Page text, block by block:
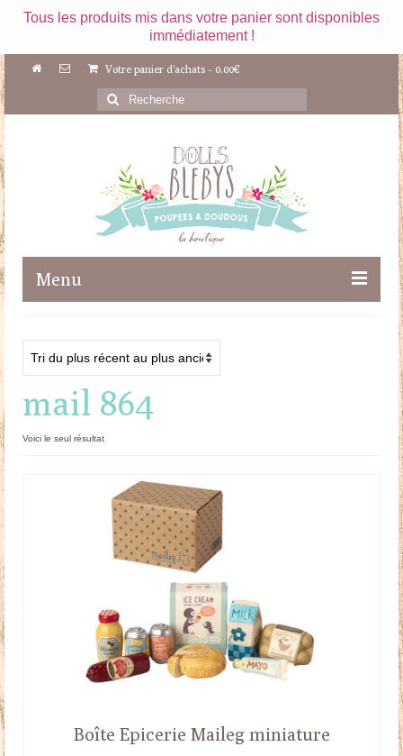
Tous les produits mis dans votre panier sont disponibles
immédiatement !
Votre panier d'achats - 0.00€
Rechercher
:
Menu
Maileg
Poupées
Doudous
Mobilier & Accessoires
mail 864
Voici le seul résultat
Boîte Epicerie Maileg miniature